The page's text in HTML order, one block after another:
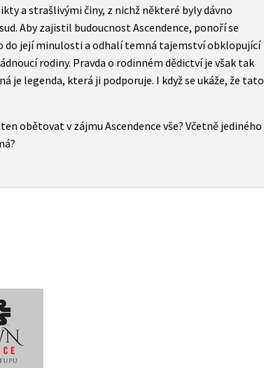
a strašlivými činy, z nichž některé byly dávno
Aby zajistil budoucnost Ascendence, ponoří se
do její minulosti a odhalí temná tajemství obklopující
rodiny. Pravda o rodinném dědictví je však tak
je legenda, která ji podporuje. I když se ukáže, že tato
obětovat v zájmu Ascendence vše? Včetně jediného
na